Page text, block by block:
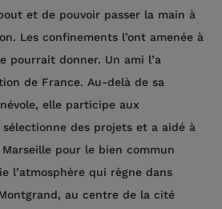
et de pouvoir passer la main à
Les confinements l’ont amenée à
pourrait donner. Un ami l’a
de France. Au-delà de sa
elle participe aux
des projets et a aidé à
Marseille pour le bien commun
l’atmosphère qui règne dans
au centre de la cité